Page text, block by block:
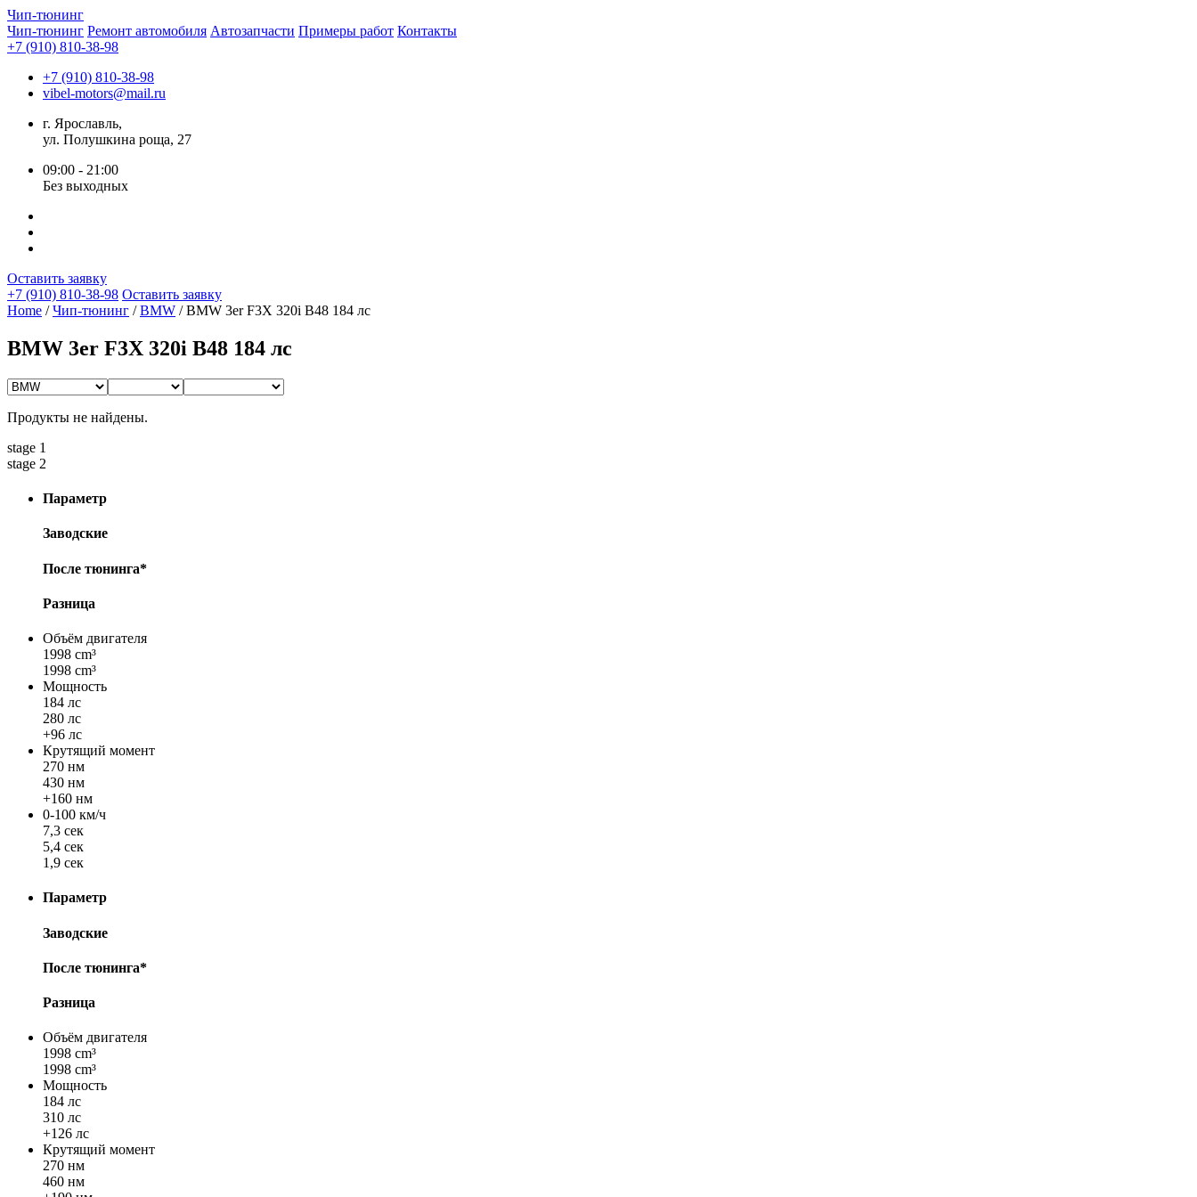
Чип-тюнинг
Чип-тюнинг Ремонт автомобиля Автозапчасти Примеры работ Контакты
+7 (910) 810-38-98
+7 (910) 810-38-98
vibel-motors@mail.ru
г. Ярославль,
ул. Полушкина роща, 27
09:00 - 21:00
Без выходных
Оставить заявку
+7 (910) 810-38-98 Оставить заявку
Home /Чип-тюнинг /BMW / BMW 3er F3X 320i B48 184 лс
BMW 3er F3X 320i B48 184 лс
Продукты не найдены.
stage 1
stage 2
Параметр
Заводские
После тюнинга*
Разница
Объём двигателя
1998 cm³
1998 cm³
Мощность
184 лс
280 лс
+96 лс
Крутящий момент
270 нм
430 нм
+160 нм
0-100 км/ч
7,3 сек
5,4 сек
1,9 сек
Параметр
Заводские
После тюнинга*
Разница
Объём двигателя
1998 cm³
1998 cm³
Мощность
184 лс
310 лс
+126 лс
Крутящий момент
270 нм
460 нм